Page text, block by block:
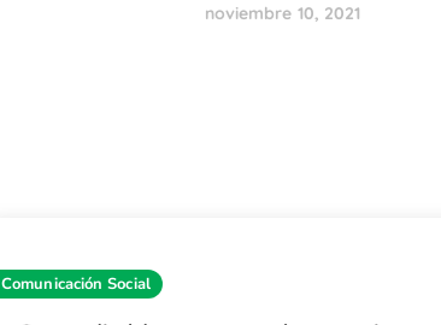
noviembre 10, 2021
Comunicación Social